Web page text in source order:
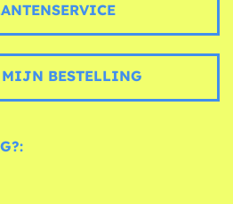
BESTELLING